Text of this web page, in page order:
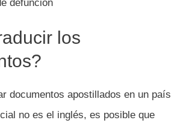
defunción
los
documentos apostillados en un país
no es el inglés, es posible que